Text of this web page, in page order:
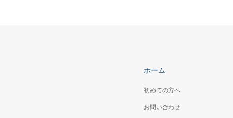
ホーム
初めての方へ
お問い合わせ